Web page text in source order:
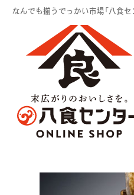
なんでも揃うでっかい市場「八食